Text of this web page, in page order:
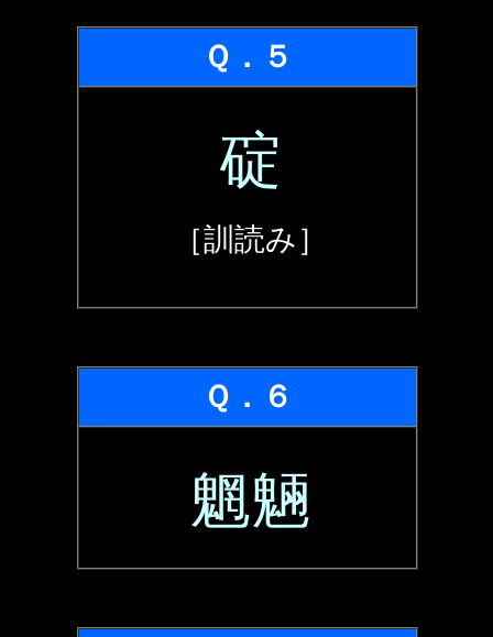
Ｑ．５
碇
［訓読み］
Ｑ．６
魍魎